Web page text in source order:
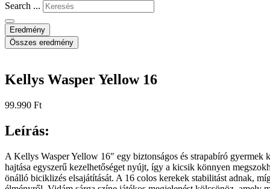
Search ...
Eredmény
Összes eredmény
Kellys Wasper Yellow 16
99.990 Ft
Leírás:
A Kellys Wasper Yellow 16″ egy biztonságos és strapabíró gyermek
hajtása egyszerű kezelhetőséget nyújt, így a kicsik könnyen
önálló biciklizés elsajátítását. A 16 colos kerekek stabilitást adnak,